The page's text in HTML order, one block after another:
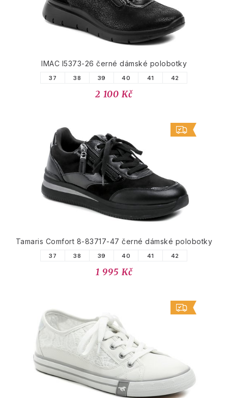
IMAC I5373-26 černé dámské polobotky
37 38 39 40 41 42
2 100 Kč
Tamaris Comfort 8-83717-47 černé dámské polobotky
37 38 39 40 41 42
1 995 Kč